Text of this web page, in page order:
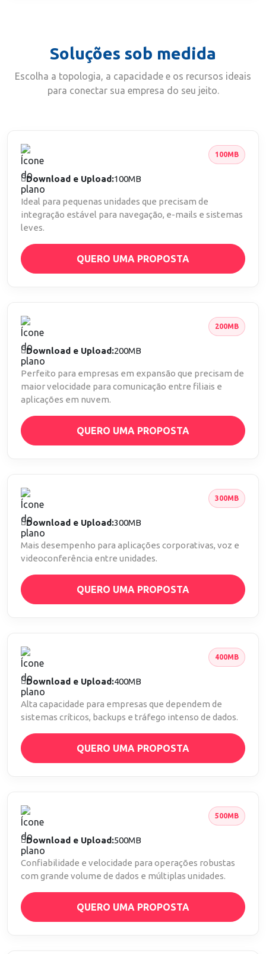
Soluções sob medida
Escolha a topologia, a capacidade e os recursos ideais
para conectar sua empresa do seu jeito.
100MB
Download e Upload:100MB
Ideal para pequenas unidades que precisam de
integração estável para navegação, e-mails e sistemas
leves.
QUERO UMA PROPOSTA
200MB
Download e Upload:200MB
Perfeito para empresas em expansão que precisam de
maior velocidade para comunicação entre filiais e
aplicações em nuvem.
QUERO UMA PROPOSTA
300MB
Download e Upload:300MB
Mais desempenho para aplicações corporativas, voz e
videoconferência entre unidades.
QUERO UMA PROPOSTA
400MB
Download e Upload:400MB
Alta capacidade para empresas que dependem de
sistemas críticos, backups e tráfego intenso de dados.
QUERO UMA PROPOSTA
500MB
Download e Upload:500MB
Confiabilidade e velocidade para operações robustas
com grande volume de dados e múltiplas unidades.
QUERO UMA PROPOSTA